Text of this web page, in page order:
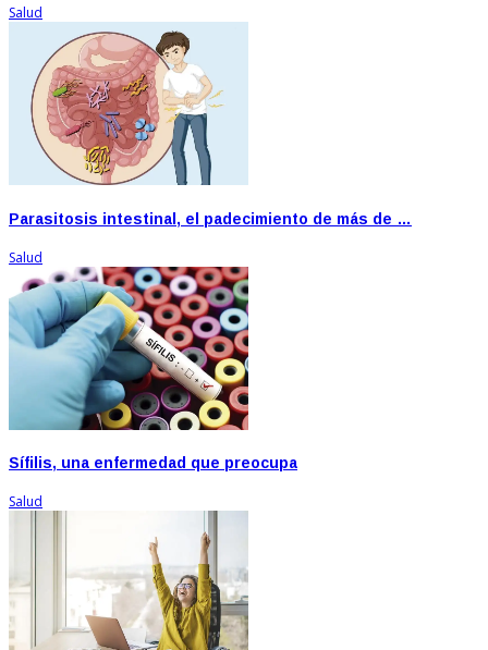
Salud
Parasitosis intestinal, el padecimiento de más de …
Salud
Sífilis, una enfermedad que preocupa
Salud